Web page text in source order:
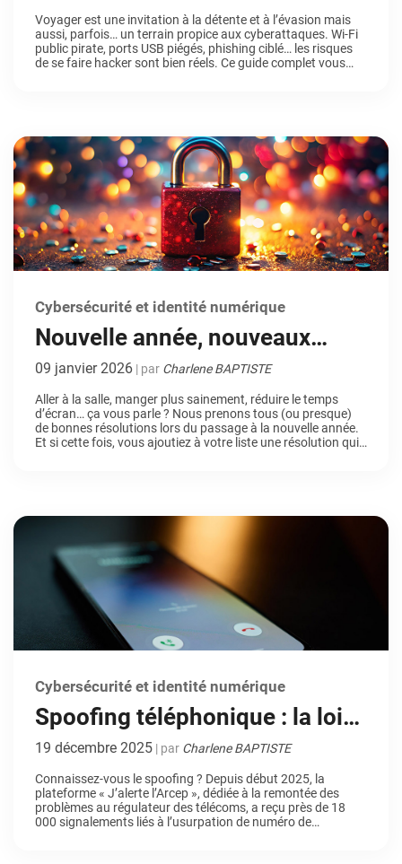
Voyager est une invitation à la détente et à l’évasion mais
aussi, parfois… un terrain propice aux cyberattaques. Wi-Fi
public pirate, ports USB piégés, phishing ciblé… les risques
de se faire hacker sont bien réels. Ce guide complet vous
Cybersécurité et identité numérique
Nouvelle année, nouveaux
réflexes pour votre sécurité
numérique
09 janvier 2026 | par Charlene BAPTISTE
Aller à la salle, manger plus sainement, réduire le temps
d’écran… ça vous parle ? Nous prenons tous (ou presque)
de bonnes résolutions lors du passage à la nouvelle année.
Et si cette fois, vous ajoutiez à votre liste une résolution qui
Cybersécurité et identité numérique
Spoofing téléphonique : la loi
évolue pour vous protéger des
fraudeurs
19 décembre 2025 | par Charlene BAPTISTE
Connaissez-vous le spoofing ? Depuis début 2025, la
plateforme « J’alerte l’Arcep », dédiée à la remontée des
problèmes au régulateur des télécoms, a reçu près de 18
000 signalements liés à l’usurpation de numéro de